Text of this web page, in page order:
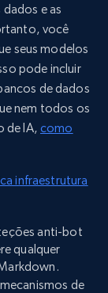
e as
você
seus modelos
pode incluir
de dados
nem todos os
de IA,como
infraestrutura
anti-bot
qualquer
de